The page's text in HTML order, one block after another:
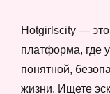
Hotgirlscity — это
платформа, где
понятной,
жизни. Ищете